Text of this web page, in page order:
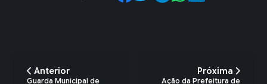
Anterior
Guarda Municipal de
Próxima
Ação da Prefeitura de